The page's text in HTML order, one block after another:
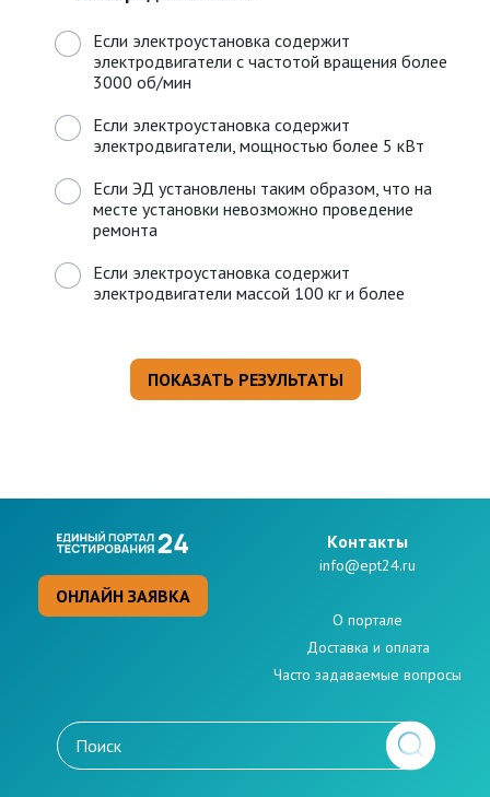
Если электроустановка содержит
электродвигатели с частотой вращения более
3000 об/мин
Если электроустановка содержит
электродвигатели, мощностью более 5 кВт
Если ЭД установлены таким образом, что на
месте установки невозможно проведение
ремонта
Если электроустановка содержит
электродвигатели массой 100 кг и более
ОНЛАЙН ЗАЯВКА
Kонтакты
info@ept24.ru
О портале
Доставка и оплата
Часто задаваемые вопросы